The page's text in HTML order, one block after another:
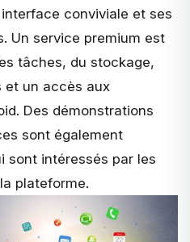
conviviale et ses
Un service premium est
tâches, du stockage,
et un accès aux
Des démonstrations
sont également
sont intéressés par les
plateforme.